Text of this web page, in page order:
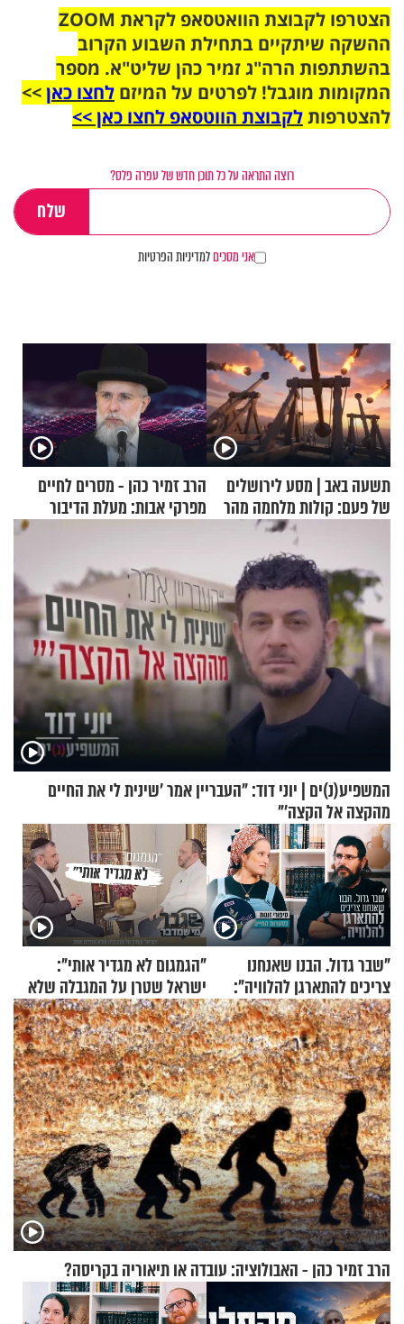
הצטרפו לקבוצת הוואטסאפ לקראת ZOOM
ההשקה שיתקיים בתחילת השבוע הקרוב
בהשתתפות הרה"ג זמיר כהן שליט"א. מספר
המקומות מוגבל! לפרטים על המיזם לחצו כאן>>
להצטרפותלקבוצת הווטסאפ לחצו כאן >>
רוצה התראה על כל תוכן חדש של עפרה פלס?
אני מסכיםלמדיניות הפרטיות
תשעה באב | מסע לירושלים
של פעם: קולות מלחמה מהר
הרב זמיר כהן - מסרים לחיים
מפרקי אבות: מעלת הדיבור
המשפיע(נ)ים | יוני דוד: "העבריין אמר 'שינית לי את החיים
מהקצה אל הקצה'"
"שבר גדול. הבנו שאנחנו
צריכים להתארגן להלוויה":
זוגיות במבחן, הפעם עם מרים
וגד דנינו
"הגמגום לא מגדיר אותי":
ישראל שטרן על המגבלה שלא
עוצרת אותו
הרב זמיר כהן - האבולוציה: עובדה או תיאוריה בקריסה?